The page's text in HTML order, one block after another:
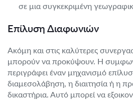
σε μια συγκεκριμένη
Επίλυση Διαφωνιών
Ακόμη και στις καλύτερες
μπορούν να προκύψουν. Η
περιγράφει έναν μηχανισμό
διαμεσολάβηση, η διαιτησία ή η
δικαστήρια. Αυτό μπορεί να